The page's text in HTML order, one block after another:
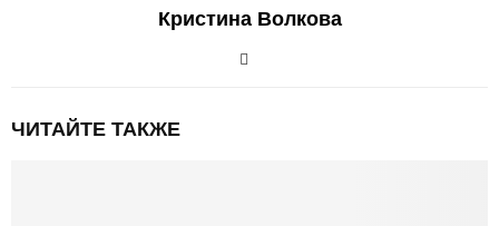
Кристина Волкова
ЧИТАЙТЕ ТАКЖЕ